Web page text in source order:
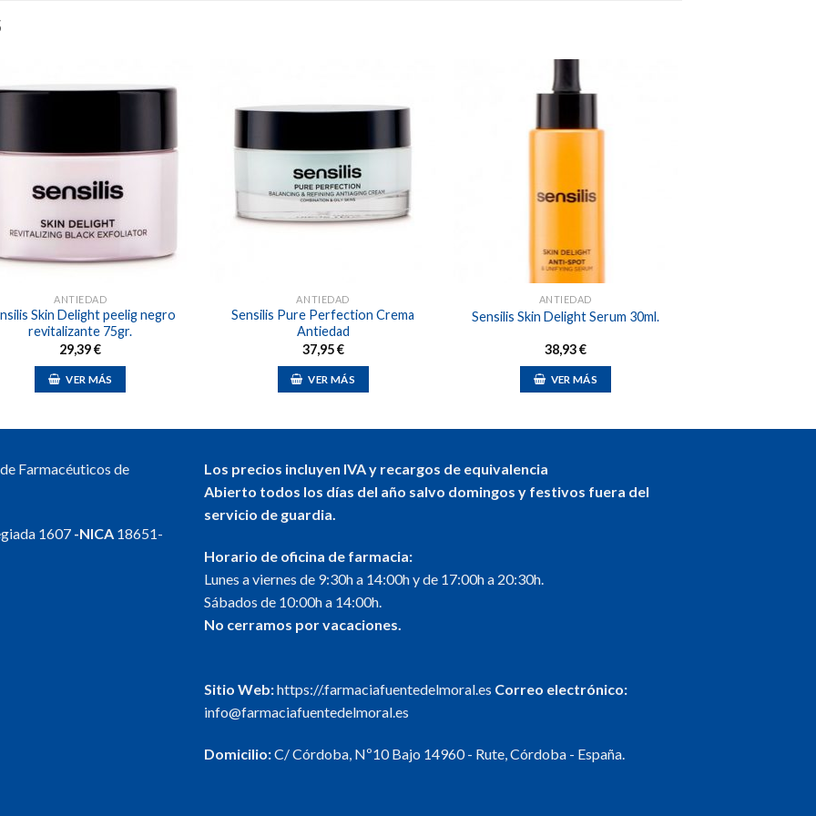
a la
ANTIEDAD
Skin Delight peelig negro
revitalizante 75gr.
29,39€
VER MÁS
ANTIEDAD
Sensilis Pure Perfection Crema
Antiedad
37,95€
VER MÁS
ANTIEDAD
Sensilis Skin Delight Serum 30ml.
38,93€
VER MÁS
Farmacéuticos de
1607 -NICA 18651-
Los precios incluyen IVA y recargos de equivalencia
Abierto todos los días del año salvo domingos y festivos fuera del
servicio de guardia.
Horario de oficina de farmacia:
Lunes a viernes de 9:30h a 14:00h y de 17:00h a 20:30h.
Sábados de 10:00h a 14:00h.
No cerramos por vacaciones.
Sitio Web:https://.farmaciafuentedelmoral.es Correo electrónico:
info@farmaciafuentedelmoral.es
Domicilio:C/ Córdoba, Nº10 Bajo 14960 - Rute, Córdoba - España.